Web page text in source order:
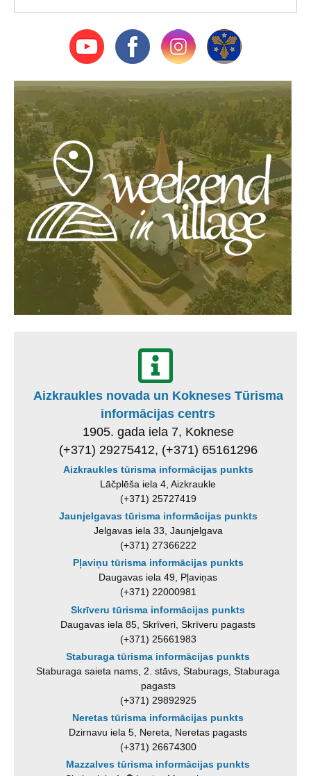
Aizkraukles novada un Kokneses Tūrisma
informācijas centrs
1905. gada iela 7, Koknese
(+371) 29275412, (+371) 65161296
Aizkraukles tūrisma informācijas punkts
Lāčplēša iela 4, Aizkraukle
(+371) 25727419
Jaunjelgavas tūrisma informācijas punkts
Jelgavas iela 33, Jaunjelgava
(+371) 27366222
Pļaviņu tūrisma informācijas punkts
Daugavas iela 49, Pļaviņas
(+371) 22000981
Skrīveru tūrisma informācijas punkts
Daugavas iela 85, Skrīveri, Skrīveru pagasts
(+371) 25661983
Staburaga tūrisma informācijas punkts
Staburaga saieta nams, 2. stāvs, Staburags, Staburaga
pagasts
(+371) 29892925
Neretas tūrisma informācijas punkts
Dzirnavu iela 5, Nereta, Neretas pagasts
(+371) 26674300
Mazzalves tūrisma informācijas punkts